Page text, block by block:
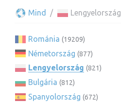
Mind Lengyelország
Románia (19209)
Németország (877)
Lengyelország (821)
Bulgária (812)
Spanyolország (672)